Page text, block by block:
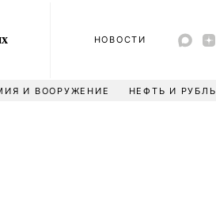
НОВОСТИ
И ВООРУЖЕНИЕ НЕФТЬ И РУБЛЬ